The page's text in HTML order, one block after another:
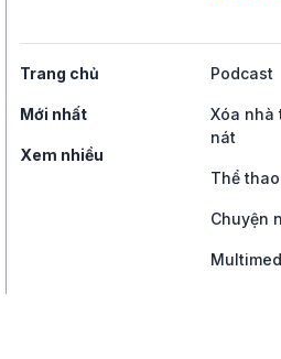
Trang chủ
Mới nhất
Xem nhiều
Podcast
Xóa nhà
nát
Thể thao
Chuyện